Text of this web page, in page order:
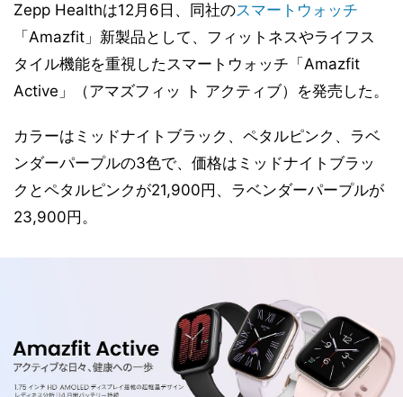
Zepp Healthは12月6日、同社のスマートウォッチ
「Amazfit」新製品として、フィットネスやライフス
タイル機能を重視したスマートウォッチ「Amazfit
Active」（アマズフィッ ト アクティブ）を発売した。
カラーはミッドナイトブラック、ペタルピンク、ラベ
ンダーパープルの3色で、価格はミッドナイトブラッ
クとペタルピンクが21,900円、ラベンダーパープルが
23,900円。